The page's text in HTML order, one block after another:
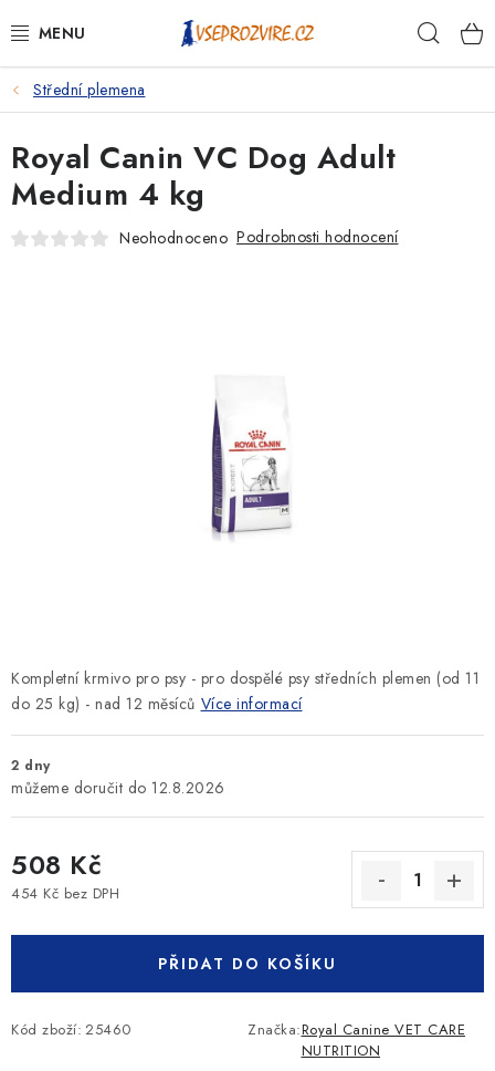
na
PSI
KOČKY
KONĚ
KRÁLÍCI/HLODAVCI/PTÁCI
Střední plemena
Kompletní krmivo pro psy - pro dospělé psy středních plemen (od 11
do 25 kg) - nad 12 měsíců Více informací
2 dny
12.8.2026
508 Kč
454 Kč bez DPH
PŘIDAT DO KOŠÍKU
Kód zboží: 25460 Značka:Royal Canine VET CARE
NUTRITION
Royal Canin VC Dog Adult
Medium 4 kg
Neohodnoceno Podrobnosti hodnocení